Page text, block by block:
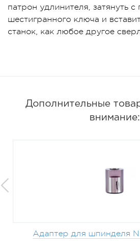
патрон удлинителя, затянуть
шестигранного ключа и
станок, как любое другое
Дополнительные
внимание:
Адаптер для шпинделя